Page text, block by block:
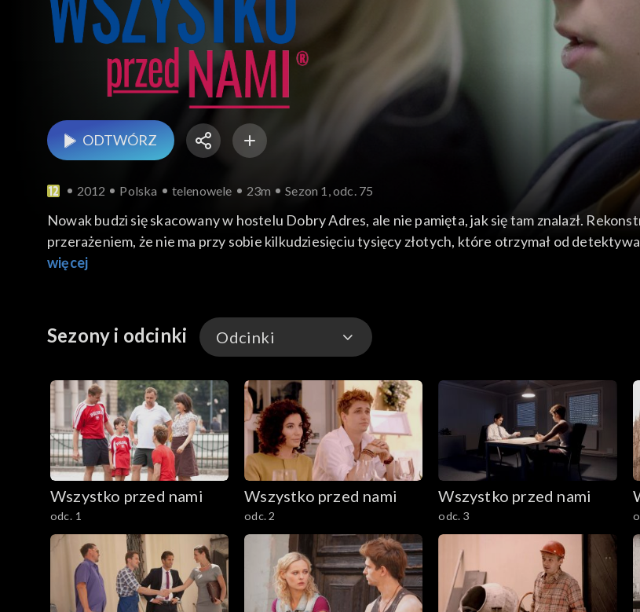
ODTWÓRZ
2012 Polska telenowele 23m Sezon 1, odc. 75
Nowak budzi się skacowany w hostelu Dobry Adres, ale nie pamięta, jak się tam znalazł.
przerażeniem, że nie ma przy sobie kilkudziesięciu tysięcy złotych, które otrzymał od
idą się razem uczyć i sugeruje Annie, by porozmawiała z córką na temat seksu.
więcej
Sezony i odcinki Odcinki
Odcinki
Wszystko przed nami
odc. 1
Wszystko przed nami
odc. 2
Wszystko przed nami
odc. 3